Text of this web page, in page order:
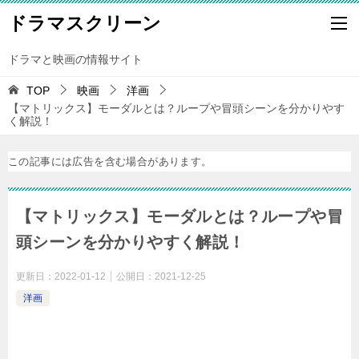
ドラマスクリーン
ドラマと映画の情報サイト
TOP 映画
洋画
【マトリックス】モーダルとは？ループや冒頭シーンを分かりやす
く解説！
この記事には広告を含む場合があります。
【マトリックス】モーダルとは？ループや冒
頭シーンを分かりやすく解説！
更新日： 2022-01-12 公開日： 2021-12-25
洋画